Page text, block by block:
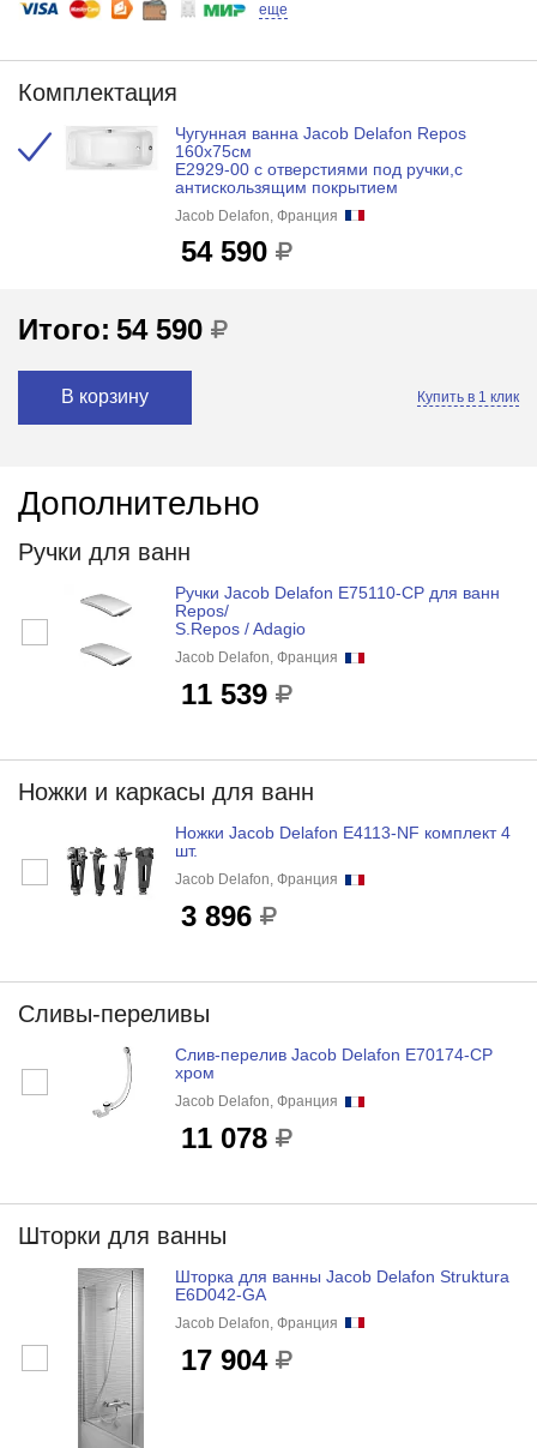
еще
Комплектация
Чугунная ванна Jacob Delafon Repos
160x75см
E2929-00 с отверстиями под ручки,с
антискользящим покрытием
Jacob Delafon, Франция
54 590
Итого: 54 590
В корзину Купить в 1 клик
Дополнительно
Ручки для ванн
Ручки Jacob Delafon E75110-CP для ванн
Repos/
S.Repos / Adagio
Jacob Delafon, Франция
11 539
Ножки и каркасы для ванн
Ножки Jacob Delafon E4113-NF комплект 4
шт.
Jacob Delafon, Франция
3 896
Сливы-переливы
Слив-перелив Jacob Delafon E70174-CP
хром
Jacob Delafon, Франция
11 078
Шторки для ванны
Шторка для ванны Jacob Delafon Struktura
E6D042-GA
Jacob Delafon, Франция
17 904